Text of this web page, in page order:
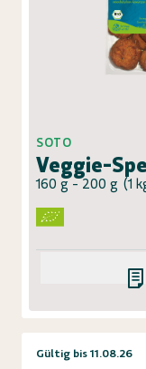
SOTO
Veggie-
160 g - 200 g (1
Gültig bis 11.08.26